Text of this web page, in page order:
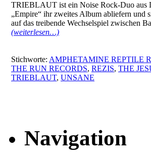
TRIEBLAUT ist ein Noise Rock-Duo aus
„Empire“ ihr zweites Album abliefern und
auf das treibende Wechselspiel zwischen
(weiterlesen…)
Stichworte: AMPHETAMINE REPTILE
THE RUN RECORDS, REZIS, THE
TRIEBLAUT, UNSANE
Navigation